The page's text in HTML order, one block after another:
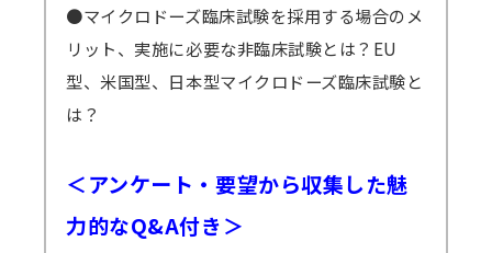
●マイクロドーズ臨床試験を採用する場合のメ
リット、実施に必要な非臨床試験とは？EU
型、米国型、日本型マイクロドーズ臨床試験と
は？
＜アンケート・要望から収集した魅
力的なQ&A付き＞